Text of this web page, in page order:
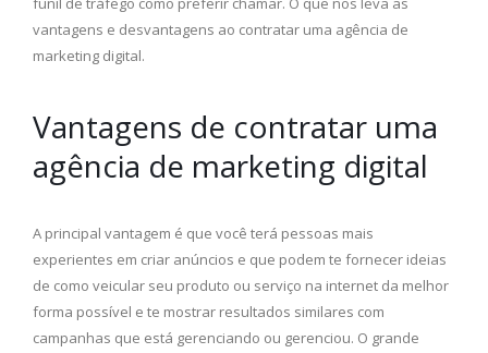
vantagens e desvantagens ao contratar uma agência de
marketing digital.
Vantagens de contratar uma
agência de marketing digital
A principal vantagem é que você terá pessoas mais
experientes em criar anúncios e que podem te fornecer ideias
de como veicular seu produto ou serviço na internet da melhor
forma possível e te mostrar resultados similares com
campanhas que está gerenciando ou gerenciou. O grande